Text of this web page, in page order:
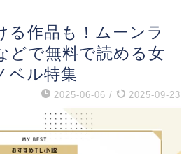
る作品も！ムーンラ
どで無料で読める女
ベル特集
2025-06-06 / 2025-09-23